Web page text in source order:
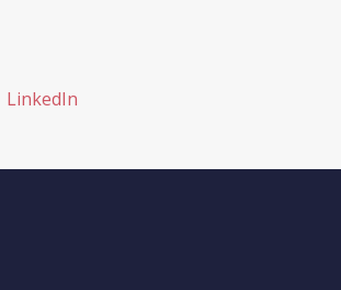
LinkedIn